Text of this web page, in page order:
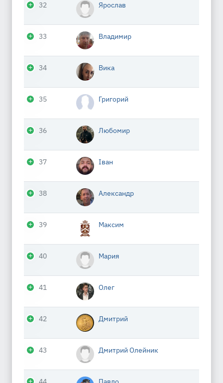
32 Ярослав
33 Владимир
34 Вика
35 Григорий
36 Любомир
37 Іван
38 Александр
39 Максим
40 Мария
41 Олег
42 Дмитрий
43 Дмитрий Олейник